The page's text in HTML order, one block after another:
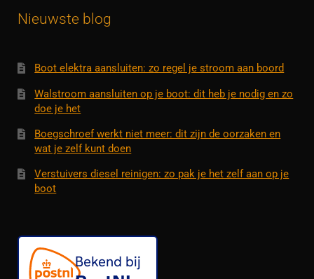
Nieuwste blog
Boot elektra aansluiten: zo regel je stroom aan boord
Walstroom aansluiten op je boot: dit heb je nodig en zo
doe je het
Boegschroef werkt niet meer: dit zijn de oorzaken en
wat je zelf kunt doen
Verstuivers diesel reinigen: zo pak je het zelf aan op je
boot